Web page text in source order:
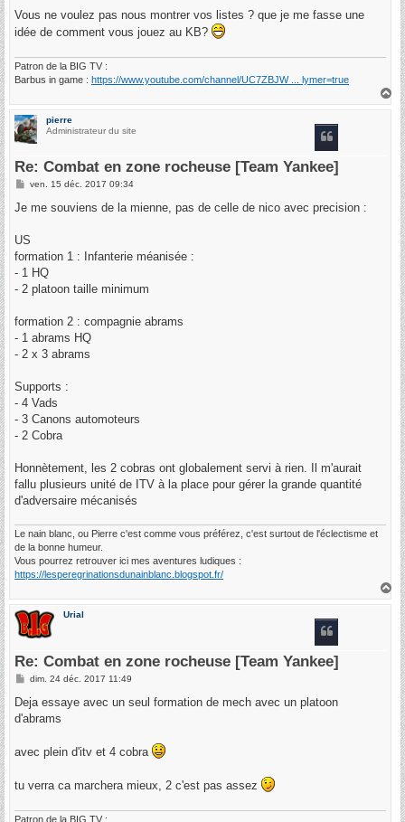
Vous ne voulez pas nous montrer vos listes ? que je me fasse une
idée de comment vous jouez au KB?
Patron de la BIG TV :
Barbus in game : https://www.youtube.com/channel/UC7ZBJW ... lymer=true
H
pierre
Administrateur du site
Re: Combat en zone rocheuse [Team Yankee]
M
s
g
ven. 15 déc. 2017 09:34
Je me souviens de la mienne, pas de celle de nico avec precision :
US
formation 1 : Infanterie méanisée :
- 1 HQ
- 2 platoon taille minimum
formation 2 : compagnie abrams
- 1 abrams HQ
- 2 x 3 abrams
Supports :
- 4 Vads
- 3 Canons automoteurs
- 2 Cobra
Honnètement, les 2 cobras ont globalement servi à rien. Il m'aurait
fallu plusieurs unité de ITV à la place pour gérer la grande quantité
d'adversaire mécanisés
Le nain blanc, ou Pierre c'est comme vous préférez, c'est surtout de l'éclectisme et
de la bonne humeur.
Vous pourrez retrouver ici mes aventures ludiques :
https://lesperegrinationsdunainblanc.blogspot.fr/
H
Urial
Re: Combat en zone rocheuse [Team Yankee]
M
s
s
a
dim. 24 déc. 2017 11:49
Deja essaye avec un seul formation de mech avec un platoon
d'abrams
avec plein d'itv et 4 cobra
tu verra ca marchera mieux, 2 c'est pas assez
Patron de la BIG TV :